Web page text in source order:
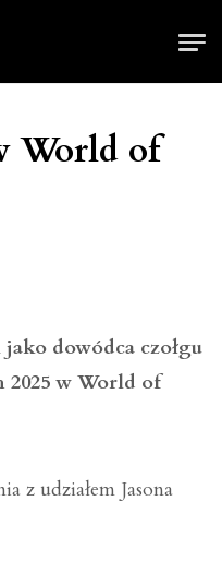
World of
dowódca czołgu
2025 w World of
z udziałem Jasona